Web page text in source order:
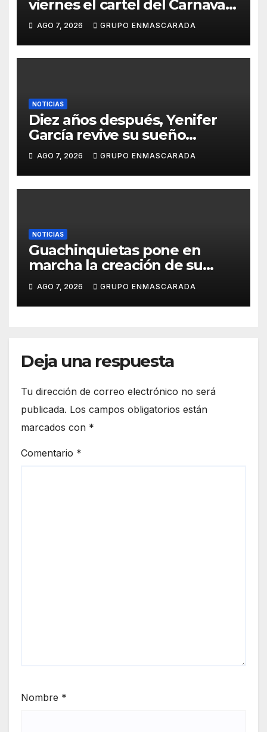
viernes el cartel del Carnaval
de Las Palmas de Gran
Canaria 2027 en una gala
retransmitida por Televisión
AGO 7, 2026 GRUPO ENMASCARADA
NOTICIAS
Diez años después, Yenifer
García revive su sueño
carnavalero en el vídeo de
presentación de San Juan de
la Rambla para el Grand Prix
AGO 7, 2026 GRUPO ENMASCARADA
NOTICIAS
Guachinquietas pone en
marcha la creación de su
repertorio para el Carnaval
2027
AGO 7, 2026 GRUPO ENMASCARADA
Deja una respuesta
Tu dirección de correo electrónico no será
publicada. Los campos obligatorios están
marcados con *
Comentario *
Nombre *